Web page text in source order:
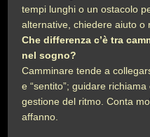
tempi lunghi o un ostacolo
alternative, chiedere aiuto o
Che differenza c’è tra
nel sogno?
Camminare tende a
e “sentito”; guidare
gestione del ritmo. Conta
affanno.